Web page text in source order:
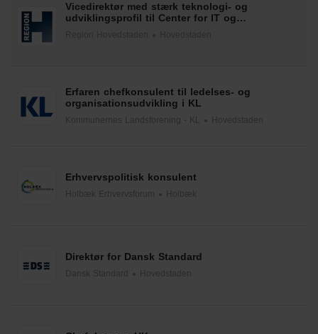
Vicedirektør med stærk teknologi- og
udviklingsprofil til Center for IT og
Erfaren chefkonsulent til ledelses- og
organisationsudvikling i KL
Kommunernes Landsforening - KL Hovedstaden
Erhvervspolitisk konsulent
Holbæk Erhvervsforum Holbæk
Direktør for Dansk Standard
Dansk Standard Hovedstaden